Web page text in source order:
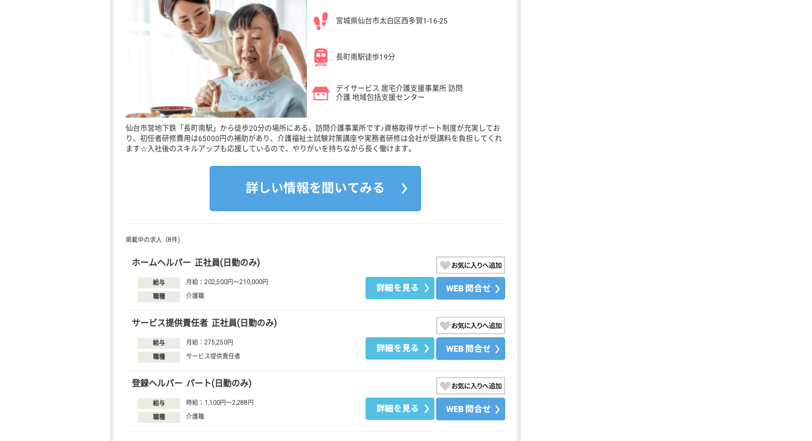
宮城県仙台市太白区西多賀1-16-25
長町南駅徒歩19分
デイサービス 居宅介護支援事業所 訪問
介護 地域包括支援センター
仙台市営地下鉄「長町南駅」から徒歩20分の場所にある、訪問介護事業所です♪資格取得サポート制度が充実してお
り、初任者研修費用は65000円の補助があり、介護福祉士試験対策講座や実務者研修は会社が受講料を負担してくれ
ます☆入社後のスキルアップも応援しているので、やりがいを持ちながら長く働けます。
掲載中の求人（8件)
ホームヘルパー 正社員(日勤のみ)
給与 月給：202,500円〜210,000円
職種 介護職
サービス提供責任者 正社員(日勤のみ)
給与 月給：275,250円
職種 サービス提供責任者
登録ヘルパー パート(日勤のみ)
給与 時給：1,100円〜2,288円
職種 介護職